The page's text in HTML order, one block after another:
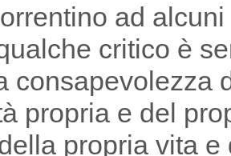
ad
critico è
consapevolezza
propria e del
propria vita e